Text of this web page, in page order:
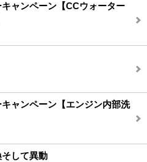
ャンペーン【CCウォーター
ャンペーン【エンジン内部洗
して異動